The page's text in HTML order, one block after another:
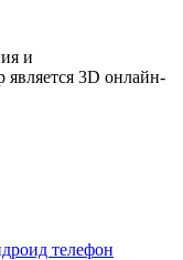
и
3D онлайн-
телефон